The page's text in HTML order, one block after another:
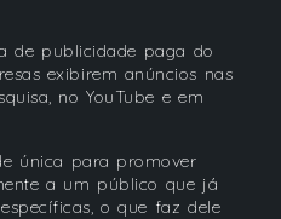
de publicidade paga do
exibirem anúncios nas
no YouTube e em
única para promover
a um público que já
o que faz dele